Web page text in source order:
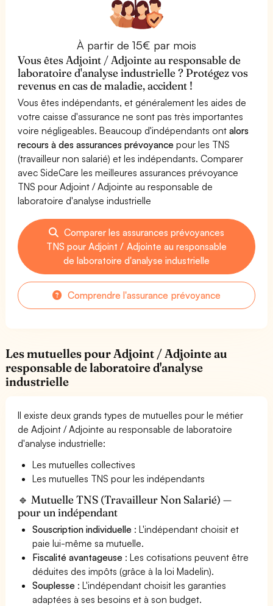
À partir de 15€ par mois
Vous êtes Adjoint / Adjointe au responsable de
laboratoire d'analyse industrielle ? Protégez vos
revenus en cas de maladie, accident !
Vous êtes indépendants, et généralement les aides de
votre caisse d'assurance ne sont pas très importantes
voire négligeables. Beaucoup d'indépendants ontalors
recours à des assurances prévoyance pour les TNS
(travailleur non salarié) et les indépendants. Comparer
avec SideCare les meilleures assurances prévoyance
TNS pour Adjoint / Adjointe au responsable de
laboratoire d'analyse industrielle
Comparer les assurances prévoyances
TNS pour Adjoint / Adjointe au responsable
de laboratoire d'analyse industrielle
Comprendre l'assurance prévoyance
Les mutuelles pour Adjoint / Adjointe au
responsable de laboratoire d'analyse
industrielle
Il existe deux grands types de mutuelles pour le métier
de Adjoint / Adjointe au responsable de laboratoire
d'analyse industrielle:
Les mutuelles collectives
Les mutuelles TNS pour les indépendants
🔹 Mutuelle TNS (Travailleur Non Salarié) —
pour un indépendant
Souscription individuelle : L'indépendant choisit et
paie lui-même sa mutuelle.
Fiscalité avantageuse : Les cotisations peuvent être
déduites des impôts (grâce à la loi Madelin).
Souplesse : L'indépendant choisit les garanties
adaptées à ses besoins et à son budget.